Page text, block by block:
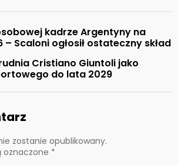
kadrze Argentyny na
– Scaloni ogłosił ostateczny skład
Cristiano Giuntoli jako
do lata 2029
zostanie opublikowany.
oznaczone *